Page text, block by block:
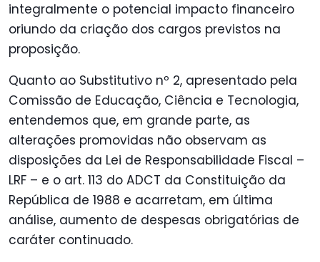
integralmente o potencial impacto financeiro
oriundo da criação dos cargos previstos na
proposição.
Quanto ao Substitutivo nº 2, apresentado pela
Comissão de Educação, Ciência e Tecnologia,
entendemos que, em grande parte, as
alterações promovidas não observam as
disposições da Lei de Responsabilidade Fiscal –
LRF – e o art. 113 do ADCT da Constituição da
República de 1988 e acarretam, em última
análise, aumento de despesas obrigatórias de
caráter continuado.